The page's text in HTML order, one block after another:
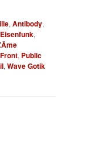
, Antibody,
Eisenfunk,
, Public
, Wave Gotik